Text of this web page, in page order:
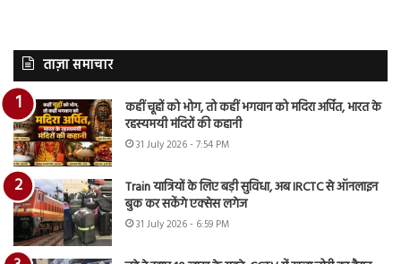
ताज़ा समाचार
कहीं चूहों को भोग, तो कहीं भगवान को मदिरा अर्पित, भारत के
रहस्यमयी मंदिरों की कहानी
31 July 2026 - 7:54 PM
Train यात्रियों के लिए बड़ी सुविधा, अब IRCTC से ऑनलाइन
बुक कर सकेंगे एक्सेस लगेज
31 July 2026 - 6:59 PM